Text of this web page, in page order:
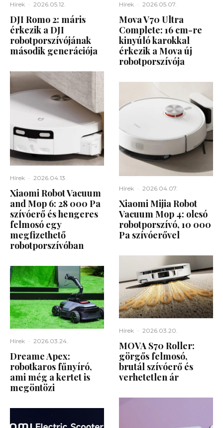
Hírek · 2026.05.12.
DJI Romo 2: máris
érkezik a DJI
robotporszívójának
második generációja
Hírek · 2026.04.13.
Xiaomi Robot Vacuum
and Mop 6: 28 000 Pa
szívóerő és hengeres
felmosó egy
megfizethető
robotporszívóban
Hírek · 2026.03.24.
Dreame Apex:
robotkaros fűnyíró,
ami még a kertet is
megöntözi
Hírek · 2026.05.07.
Mova V70 Ultra
Complete: 16 cm-re
kinyúló karokkal
érkezik a Mova új
robotporszívója
Hírek · 2026.04.07.
Xiaomi Mijia Robot
Vacuum Mop 4: olcsó
robotporszívó, 10 000
Pa szívóerővel
Hírek · 2026.03.20.
MOVA S70 Roller:
görgős felmosó,
brutál szívóerő és
verhetetlen ár